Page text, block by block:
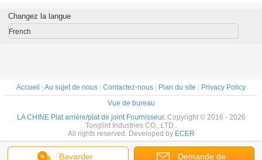
Bavarder Demande de
Changez la langue
French
Accueil Au sujet de nous Contactez-nous Plan du site
Privacy Policy
Vue de bureau
LA CHINE Plat arrière/plat de joint Fournisseur. Copyright © 2016 - 2026
Tonglint Industries CO., LTD..
All rights reserved. Developed by ECER